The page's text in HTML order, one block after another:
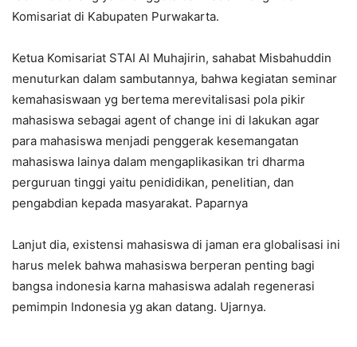
Komisariat di Kabupaten Purwakarta.
Ketua Komisariat STAI Al Muhajirin, sahabat Misbahuddin
menuturkan dalam sambutannya, bahwa kegiatan seminar
kemahasiswaan yg bertema merevitalisasi pola pikir
mahasiswa sebagai agent of change ini di lakukan agar
para mahasiswa menjadi penggerak kesemangatan
mahasiswa lainya dalam mengaplikasikan tri dharma
perguruan tinggi yaitu penididikan, penelitian, dan
pengabdian kepada masyarakat. Paparnya
Lanjut dia, existensi mahasiswa di jaman era globalisasi ini
harus melek bahwa mahasiswa berperan penting bagi
bangsa indonesia karna mahasiswa adalah regenerasi
pemimpin Indonesia yg akan datang. Ujarnya.